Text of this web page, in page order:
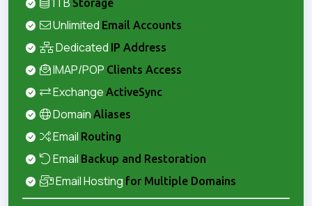
1TB Storage
Unlimited Email Accounts
Dedicated IP Address
IMAP/POP Clients Access
Exchange ActiveSync
Domain Aliases
Email Routing
Email Backup and Restoration
Email Hosting for Multiple Domains